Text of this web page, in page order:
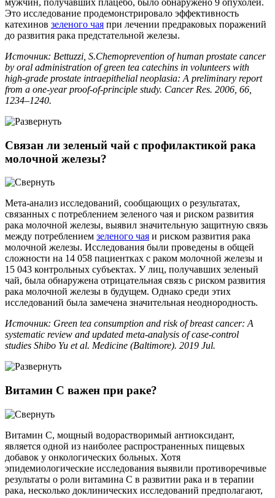
Это исследование продемонстрировало эффективность
катехинов зеленого чая при лечении предраковых поражений
до развития рака предстательной железы.
Источник: Bettuzzi, S.Chemoprevention of human prostate cancer
by oral administration of green tea catechins in volunteers with
high-grade prostate intraepithelial neoplasia: A preliminary report
from a one-year proof-of-principle study. Cancer Res. 2006, 66,
1234–1240.
Связан ли зеленый чай с профилактикой рака
молочной железы?
Мета-анализ исследований, сообщающих о результатах,
связанных с потреблением зеленого чая и риском развития
рака молочной железы, выявил значительную защитную связь
между потреблением зеленого чая и риском развития рака
молочной железы. Исследования были проведены в общей
сложности на 14 058 пациентках с раком молочной железы и
15 043 контрольных субъектах. У лиц, получавших зеленый
чай, была обнаружена отрицательная связь с риском развития
рака молочной железы в будущем. Однако среди этих
исследований была замечена значительная неоднородность.
Источник: Green tea consumption and risk of breast cancer: A
systematic review and updated meta-analysis of case-control
studies Shibo Yu et al. Medicine (Baltimore). 2019 Jul.
Витамин С важен при раке?
Витамин С, мощный водорастворимый антиоксидант,
является одной из наиболее распространенных пищевых
добавок у онкологических больных. Хотя
эпидемиологические исследования выявили противоречивые
результаты о роли витамина С в развитии рака и в терапии
рака, несколько доклинических исследований предполагают,